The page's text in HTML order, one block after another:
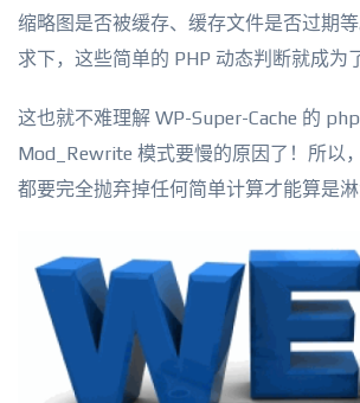
缩略图是否被缓存、缓存文件是否过期
求下，这些简单的 PHP 动态判断就成为
这也就不难理解 WP-Super-Cache 的
Mod_Rewrite 模式要慢的原因了！所以，
都要完全抛弃掉任何简单计算才能算是淋